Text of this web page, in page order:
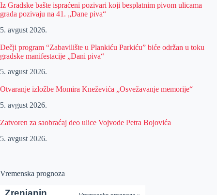
Iz Gradske bašte ispraćeni pozivari koji besplatnim pivom ulicama
grada pozivaju na 41. „Dane piva“
5. avgust 2026.
Dečji program “Zabavilište u Plankiću Parkiću” biće održan u toku
gradske manifestacije „Dani piva“
5. avgust 2026.
Otvaranje izložbe Momira Kneževića „Osvežavanje memorije“
5. avgust 2026.
Zatvoren za saobraćaj deo ulice Vojvode Petra Bojovića
5. avgust 2026.
Vremenska prognoza